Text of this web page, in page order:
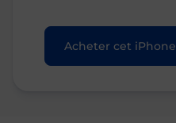
Acheter cet iPhone